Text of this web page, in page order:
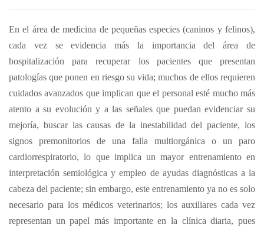
En el área de medicina de pequeñas especies (caninos y felinos),
cada vez se evidencia más la importancia del área de
hospitalización para recuperar los pacientes que presentan
patologías que ponen en riesgo su vida; muchos de ellos requieren
cuidados avanzados que implican que el personal esté mucho más
atento a su evolución y a las señales que puedan evidenciar su
mejoría, buscar las causas de la inestabilidad del paciente, los
signos premonitorios de una falla multiorgánica o un paro
cardiorrespiratorio, lo que implica un mayor entrenamiento en
interpretación semiológica y empleo de ayudas diagnósticas a la
cabeza del paciente; sin embargo, este entrenamiento ya no es solo
necesario para los médicos veterinarios; los auxiliares cada vez
representan un papel más importante en la clínica diaria, pues